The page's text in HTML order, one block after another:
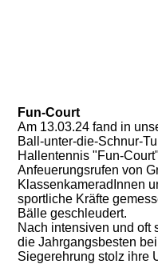
Fun-Court
Am 13.03.24 fand in
Ball-unter-die-Schnur-
Hallentennis "Fun-
Anfeuerungsrufen von
KlassenkameradInnen
sportliche Kräfte
Bälle geschleudert.
Nach intensiven und oft
die Jahrgangsbesten
Siegerehrung stolz ihre